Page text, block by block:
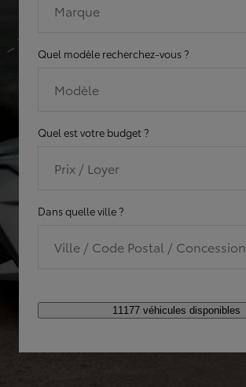
Marque
Quel modèle recherchez-vous ?
Modèle
Quel est votre budget ?
Prix / Loyer
Dans quelle ville ?
Ville / Code Postal / Concession
11177 véhicules disponibles